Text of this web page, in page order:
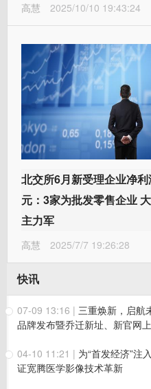
高慧 2025/10/10 19:43:24
北交所6月新受理企业净
元：3家为批发零售企业
主力军
高慧 2025/7/7 19:26:28
快讯
07-09 13:16 | 三重焕新，启
品牌发布暨乔迁新址、新官网
04-10 11:21 | 为“首发经济”注
证宽腾医学影像技术革新